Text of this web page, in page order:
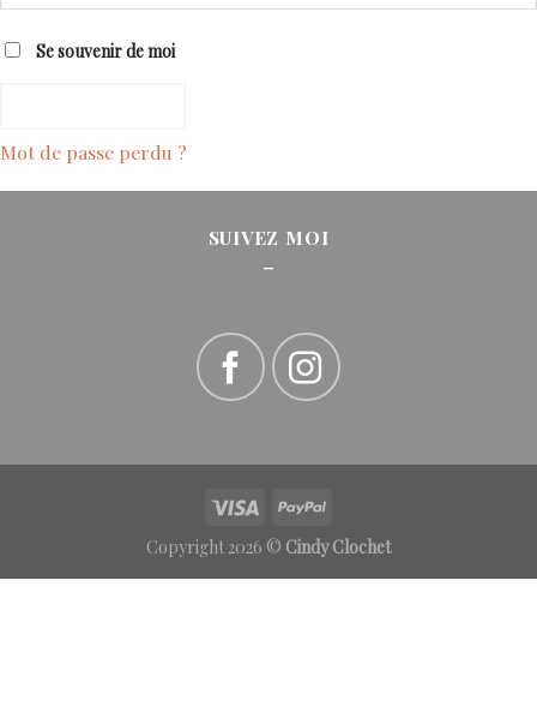
Se souvenir de moi
Mot de passe perdu ?
SUIVEZ MOI
Copyright 2026 © Cindy Clochet